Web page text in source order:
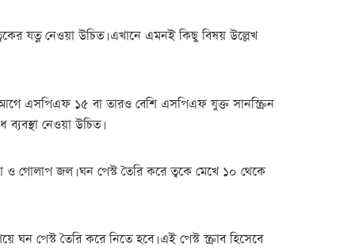
যত্ন নেওয়া উচিত। এখানে এমনই কিছু বিষয় উল্লেখ
আগে এসপিএফ ১৫ বা তারও বেশি এসপিএফ যুক্ত সানস্ক্রিন
নেওয়া উচিত।
গোলাপ জল। ঘন পেস্ট তৈরি করে ত্বকে মেখে ১০ থেকে
পেস্ট তৈরি করে নিতে হবে। এই পেস্ট স্ক্রাব হিসেবে